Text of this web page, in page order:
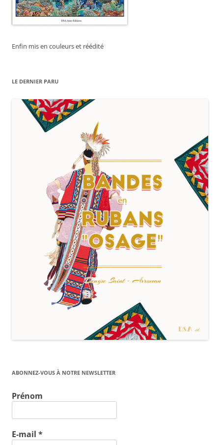
Enfin mis en couleurs et réédité
LE DERNIER PARU
ABONNEZ-VOUS À NOTRE NEWSLETTER
Prénom
E-mail *